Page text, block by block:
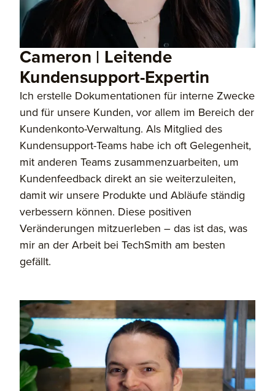
Cameron | Leitende
Kundensupport-Expertin
Ich erstelle Dokumentationen für interne Zwecke
und für unsere Kunden, vor allem im Bereich der
Kundenkonto-Verwaltung. Als Mitglied des
Kundensupport-Teams habe ich oft Gelegenheit,
mit anderen Teams zusammenzuarbeiten, um
Kundenfeedback direkt an sie weiterzuleiten,
damit wir unsere Produkte und Abläufe ständig
verbessern können. Diese positiven
Veränderungen mitzuerleben – das ist das, was
mir an der Arbeit bei TechSmith am besten
gefällt.